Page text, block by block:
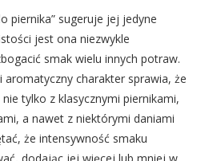
piernika” sugeruje jej jedyne
jest ona niezwykle
smak wielu innych potraw.
aromatyczny charakter sprawia, że
tylko z klasycznymi piernikami,
a nawet z niektórymi daniami
że intensywność smaku